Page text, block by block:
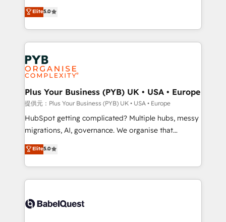
nurturing sequences. - Cross-hub setup across
Marketing, Sales, Operations, and Service Hubs. -
Ongoing optimization, managed support, and
scalable retainers. Let’s make HubSpot your most
powerful growth engine. Built to convert, scale, and
drive results.
automation, CRM and RevOps consulting, B2B SEO,
paid media, content marketing, AEO and GEO (AI
search optimisation), and HubSpot Content Hub and
WordPress development. We work with enterprise
and growth-led companies across technology,
professional services, financial services and
industrial sectors. Offices in Johannesburg, Cape
Town, Dubai & London. 500+ HubSpot CRM
implementations delivered. AI visibility coverage
across ChatGPT, Claude, Perplexity, Gemini and
Google AI Overviews. HubSpot Impact Award -
Innovation HubSpot Impact Award - Platform
Migration Excellence HubSpot Impact Award -
accreditations with HubSpot.
Elite5.0
Plus Your Business (PYB) UK • USA • Europe
提供元：Plus Your Business (PYB) UK • USA • Europe
HubSpot getting complicated? Multiple hubs, messy
migrations, AI, governance. We organise that
complexity, so your team can put HubSpot to work...
Welcome to our Profile! We help with: • CRM
implementation, reports, workflows, and team
training • CRM migration from Salesforce, Pipedrive,
custom API integrations with ERP (and other
Elite5.0